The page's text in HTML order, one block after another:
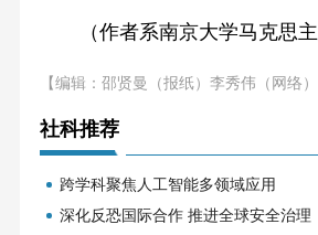
（作者系南京大学马克思主
【编辑：邵贤曼（报纸）李秀伟（网络）
社科推荐
跨学科聚焦人工智能多领域应用
深化反恐国际合作 推进全球安全治理